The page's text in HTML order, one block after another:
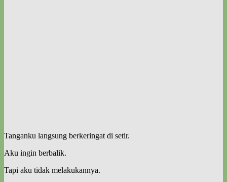
Tanganku langsung berkeringat di setir.
Aku ingin berbalik.
Tapi aku tidak melakukannya.